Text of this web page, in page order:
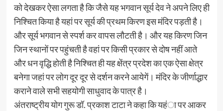
को देखकर ऐसा लगता है कि जैसे यह भगवान सूर्य देव ने अपने लिए ही
निश्चित किया है यहां पर सूर्य की प्रथम किरण इस मंदिर पड़ती है।
और सूर्य भगवान से स्पर्श कर वापस लौटती है। और यह किरण जिन
जिन स्थानों पर पहुंचती है वहां पर किसी प्रकार से दोष नहीं आते
और धन वृद्धि होती है निश्चित ही यह क्षेंत्र प्रदेश का एक ऐसा क्षेत्र
बनेगा जहां पर लोग दूर दूर से दर्शन करने आयेगें। मंदिर के जीर्णाद्धार
कराने वाले सभी सहयोगी साधुवाद के पात्र है।
अंतराष्ट्रीय योग गुरू डॉ. प्रकाश टाटा ने कहा कि यहंा पर आकर